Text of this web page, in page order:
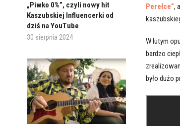
„Piwko 0%”, czyli nowy hit
Kaszubskiej Influencerki od
dziś na YouTube
30 sierpnia 2024
Perełce”,
W lutym
bardzo
było dużo